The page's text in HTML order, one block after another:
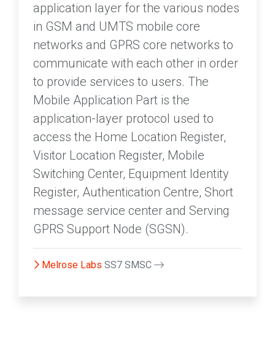
application layer for the various nodes
in GSM and UMTS mobile core
networks and GPRS core networks to
communicate with each other in order
to provide services to users. The
Mobile Application Part is the
application-layer protocol used to
access the Home Location Register,
Visitor Location Register, Mobile
Switching Center, Equipment Identity
Register, Authentication Centre, Short
message service center and Serving
GPRS Support Node (SGSN).
Melrose Labs SS7 SMSC